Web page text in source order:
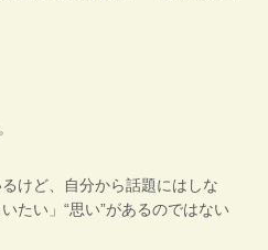
けど、自分から話題にはしな
たい」“思い”があるのではない